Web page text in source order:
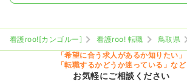
看護roo![カンゴルー] 看護roo! 転職 鳥取県
「希望に合う求人があるか知りたい」
「転職するかどうか迷っている」など
お気軽にご相談ください